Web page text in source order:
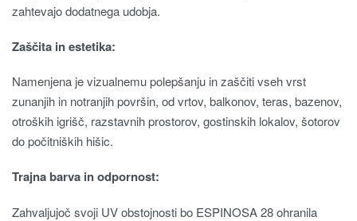
zahtevajo dodatnega udobja.
Zaščita in estetika:
Namenjena je vizualnemu polepšanju in zaščiti vseh vrst
zunanjih in notranjih površin, od vrtov, balkonov, teras, bazenov,
otroških igrišč, razstavnih prostorov, gostinskih lokalov, šotorov
do počitniških hišic.
Trajna barva in odpornost:
Zahvaljujoč svoji UV obstojnosti bo ESPINOSA 28 ohranila